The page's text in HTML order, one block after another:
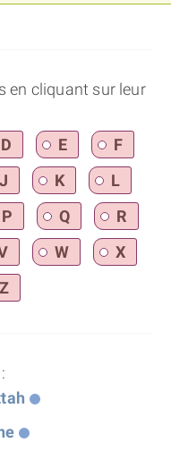
en cliquant sur leur
D E
F
J K
L
P Q
R
W
X
Z